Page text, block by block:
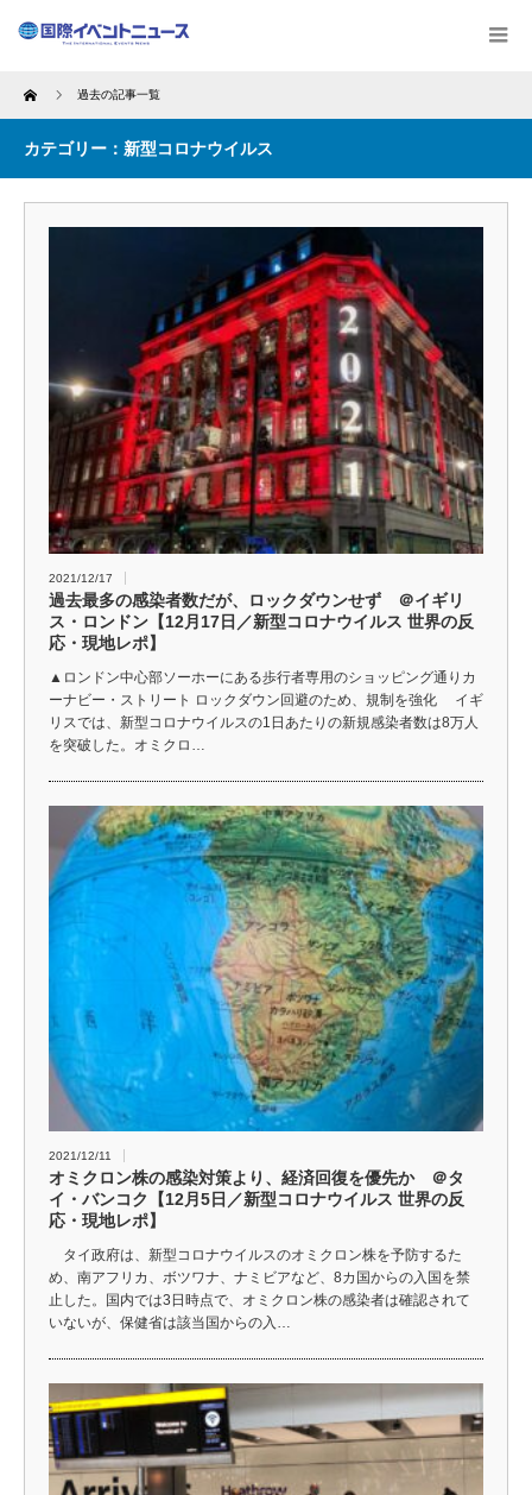
Home 過去の記事一覧
カテゴリー：新型コロナウイルス
2021/12/17
過去最多の感染者数だが、ロックダウンせず ＠イギリ
ス・ロンドン【12月17日／新型コロナウイルス 世界の反
応・現地レポ】
▲ロンドン中心部ソーホーにある歩行者専用のショッピング通りカ
ーナビー・ストリート ロックダウン回避のため、規制を強化 イギ
リスでは、新型コロナウイルスの1日あたりの新規感染者数は8万人
を突破した。オミクロ…
2021/12/11
オミクロン株の感染対策より、経済回復を優先か ＠タ
イ・バンコク【12月5日／新型コロナウイルス 世界の反
応・現地レポ】
タイ政府は、新型コロナウイルスのオミクロン株を予防するた
め、南アフリカ、ボツワナ、ナミビアなど、8カ国からの入国を禁
止した。国内では3日時点で、オミクロン株の感染者は確認されて
いないが、保健省は該当国からの入…